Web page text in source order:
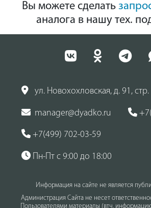
Вы можете сделать
аналога в нашу тех.
ул. Новохохловская, д. 91,
manager@dyadko.ru
+7(499) 702-03-59
Пн-Пт с 9:00 до 18:00
Информация на сайте не является
Администрация Сайта не несет
Пользователями материалы (втч,